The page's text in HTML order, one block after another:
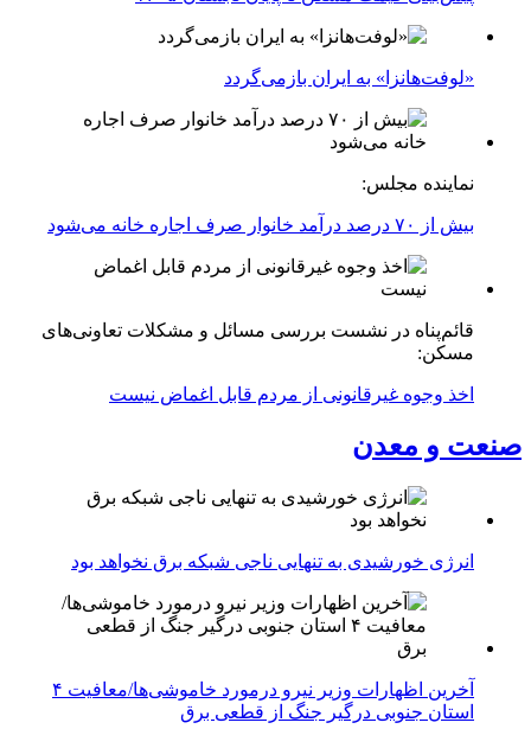
«لوفت‌هانزا» به ایران بازمی‌گردد
نماینده مجلس:
بیش از ۷۰ درصد درآمد خانوار صرف اجاره خانه می‌شود
قائم‌پناه در نشست بررسی مسائل و مشکلات تعاونی‌های
مسکن:
اخذ وجوه غیرقانونی از مردم قابل اغماض نیست
صنعت و معدن
انرژی خورشیدی به تنهایی ناجی شبکه برق نخواهد بود
آخرین اظهارات وزیر نیرو درمورد خاموشی‌ها/معافیت ۴
استان جنوبی درگیر جنگ از قطعی برق